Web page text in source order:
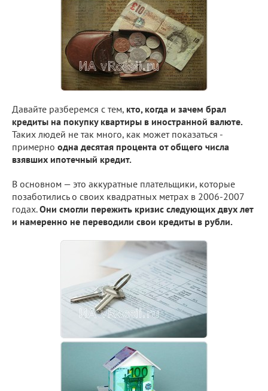
Давайте разберемся с тем, кто, когда и зачем брал
кредиты на покупку квартиры в иностранной валюте.
Таких людей не так много, как может показаться -
примерно одна десятая процента от общего числа
взявших ипотечный кредит.
В основном — это аккуратные плательщики, которые
позаботились о своих квадратных метрах в 2006-2007
годах.Они смогли пережить кризис следующих двух лет
и намеренно не переводили свои кредиты в рубли.